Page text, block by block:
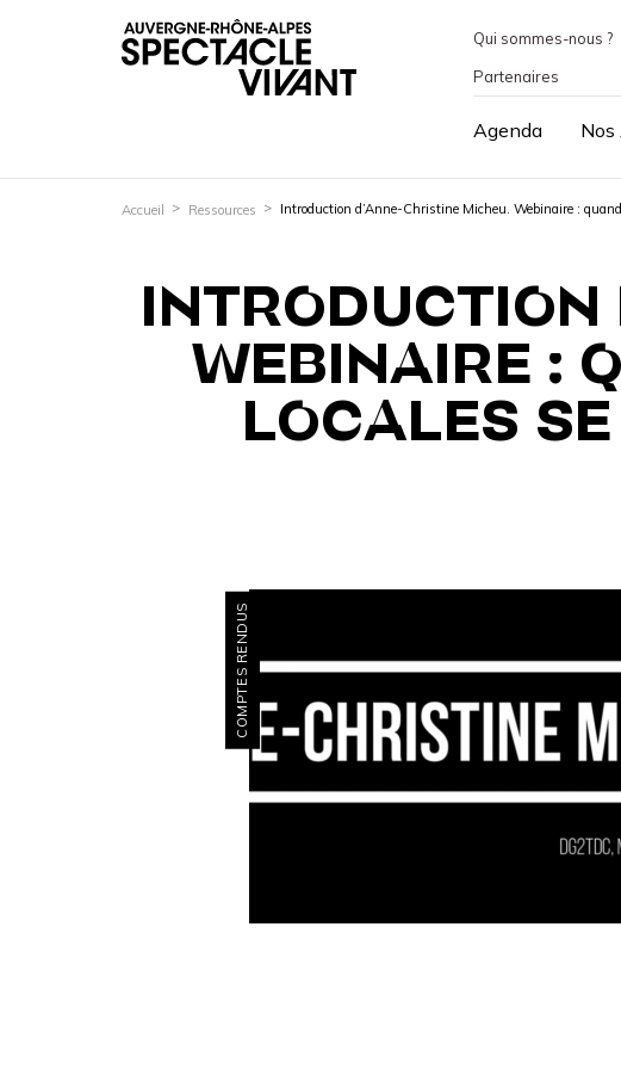
Qui sommes-nous ?
Partenaires
Agenda
Accueil Ressources Introduction d’Anne-Christine Micheu. Webinaire :
WEBINAIRE :
LOCALES
COMPTES RENDUS